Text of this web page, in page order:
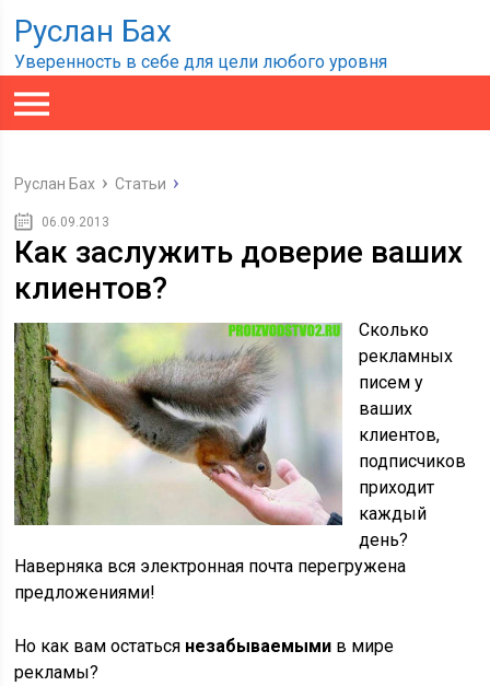
Руслан Бах
Уверенность в себе для цели любого уровня
Руслан Бах Статьи
06.09.2013
Как заслужить доверие ваших
клиентов?
Сколько
рекламных
писем у
ваших
клиентов,
подписчиков
приходит
каждый
день?
Наверняка вся электронная почта перегружена
предложениями!
Но как вам остаться незабываемыми в мире
рекламы?